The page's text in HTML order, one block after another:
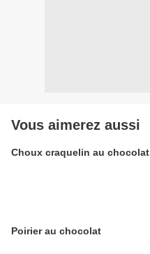
Vous aimerez aussi
Choux craquelin au chocolat
Poirier au chocolat